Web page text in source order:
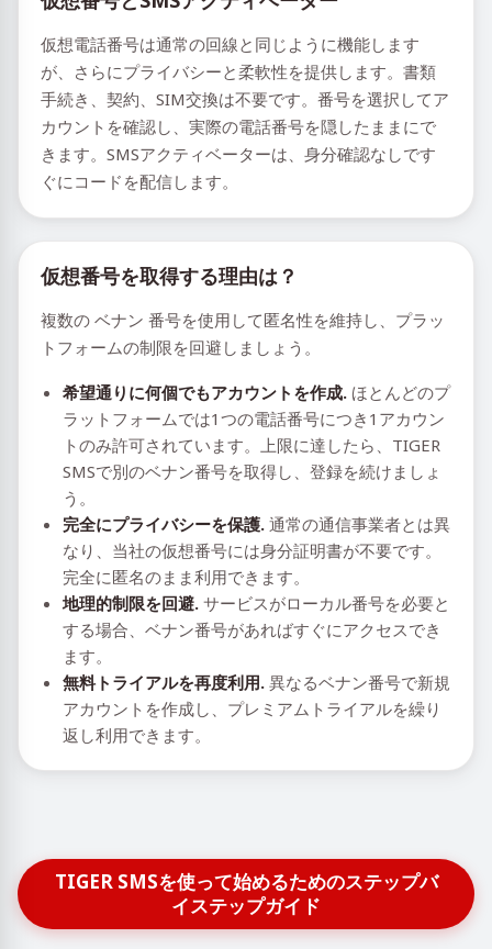
仮想電話番号は通常の回線と同じように機能します
が、さらにプライバシーと柔軟性を提供します。書類
手続き、契約、SIM交換は不要です。番号を選択してア
カウントを確認し、実際の電話番号を隠したままにで
きます。SMSアクティベーターは、身分確認なしです
ぐにコードを配信します。
仮想番号を取得する理由は？
複数の ベナン 番号を使用して匿名性を維持し、プラッ
トフォームの制限を回避しましょう。
希望通りに何個でもアカウントを作成. ほとんどのプ
ラットフォームでは1つの電話番号につき1アカウン
トのみ許可されています。上限に達したら、TIGER
SMSで別のベナン番号を取得し、登録を続けましょ
う。
完全にプライバシーを保護. 通常の通信事業者とは異
なり、当社の仮想番号には身分証明書が不要です。
完全に匿名のまま利用できます。
地理的制限を回避. サービスがローカル番号を必要と
する場合、ベナン番号があればすぐにアクセスでき
ます。
無料トライアルを再度利用. 異なるベナン番号で新規
アカウントを作成し、プレミアムトライアルを繰り
返し利用できます。
TIGER SMSを使って始めるためのステップバ
イステップガイド